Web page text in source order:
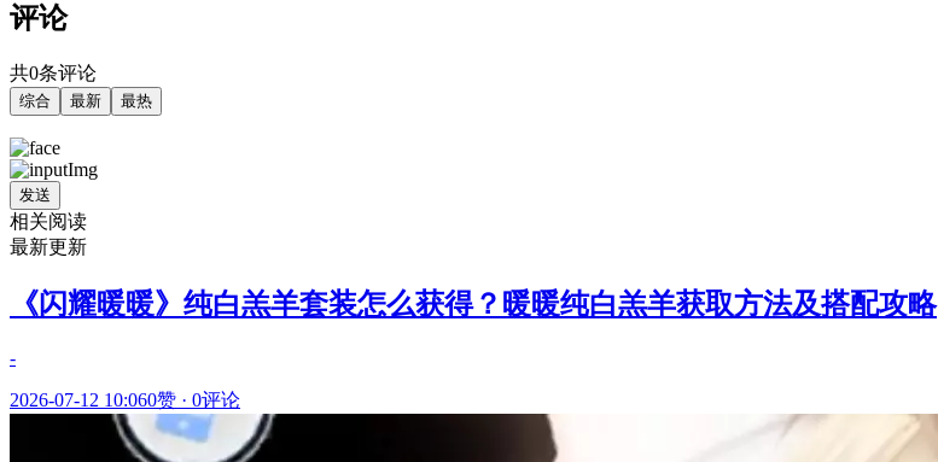
评论
共0条评论
综合 最新 最热
发送
相关阅读
最新更新
《闪耀暖暖》纯白羔羊套装怎么获得？暖暖纯白羔羊获取方法及搭配攻略
-
2026-07-12 10:060赞 · 0评论